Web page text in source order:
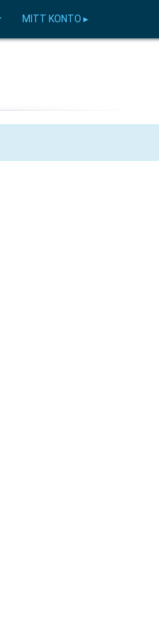
MITT KONTO ▸